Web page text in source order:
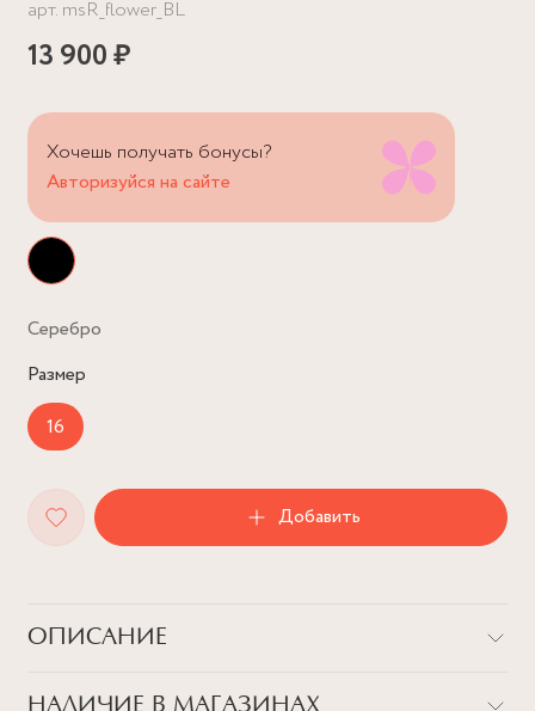
арт. msR_flower_BL
13 900 ₽
Хочешь получать бонусы?
Авторизуйся на сайте
Серебро
Размер
16
Добавить
ОПИСАНИЕ